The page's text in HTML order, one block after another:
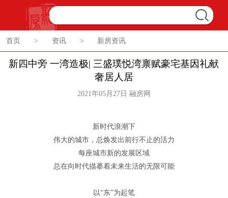
首页 > 资讯 > 新房资讯
新四中旁 一湾造极| 三盛璞悦湾禀赋豪宅基因礼献
奢居人居
2021年05月27日 融房网
新时代浪潮下
伟大的城市，总焕发出前行不止的活力
每座城市新的发展区域
总在向时代描摹着未来生活的无限可能
以“东”为起笔